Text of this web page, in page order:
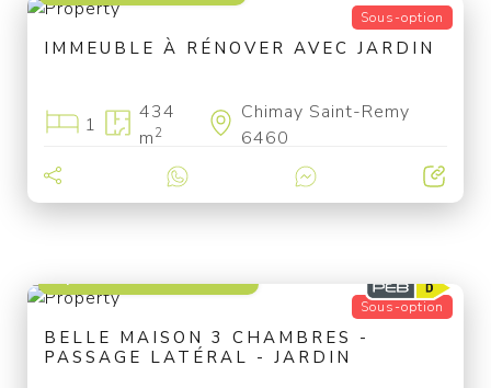
Sous-option
IMMEUBLE À RÉNOVER AVEC JARDIN
1
434
m2
Chimay Saint-Remy
6460
Sous-option
BELLE MAISON 3 CHAMBRES -
PASSAGE LATÉRAL - JARDIN